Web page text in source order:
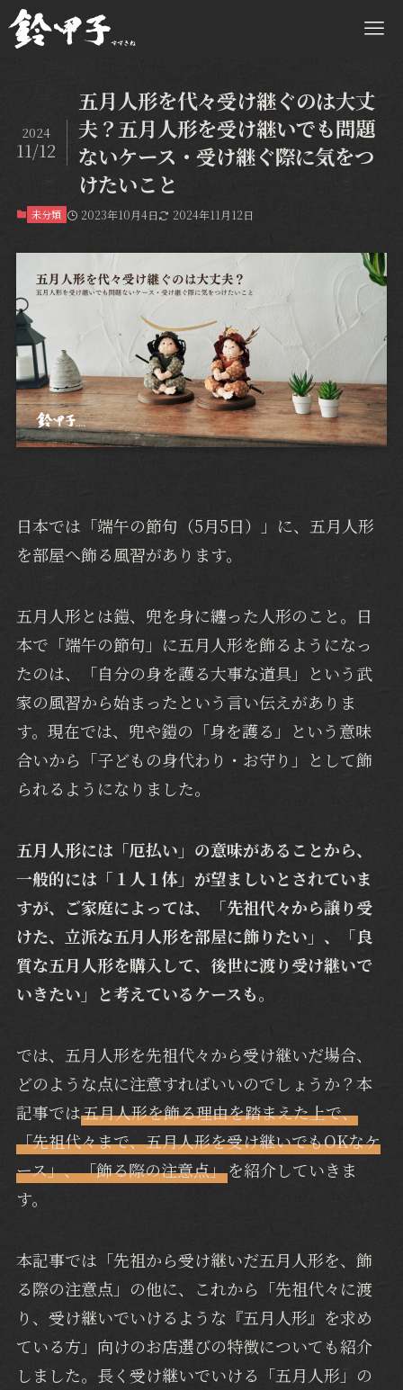
五月人形を代々受け継ぐのは大丈
夫？五月人形を受け継いでも問題
ないケース・受け継ぐ際に気をつ
けたいこと
2024
11/12
未分類 2023年10月4日 2024年11月12日
日本では「端午の節句（5月5日）」に、五月人形
を部屋へ飾る風習があります。
五月人形とは鎧、兜を身に纏った人形のこと。日
本で「端午の節句」に五月人形を飾るようになっ
たのは、「自分の身を護る大事な道具」という武
家の風習から始まったという言い伝えがありま
す。現在では、兜や鎧の「身を護る」という意味
合いから「子どもの身代わり・お守り」として飾
られるようになりました。
五月人形には「厄払い」の意味があることから、
一般的には「１人１体」が望ましいとされていま
すが、ご家庭によっては、「先祖代々から譲り受
けた、立派な五月人形を部屋に飾りたい」、「良
質な五月人形を購入して、後世に渡り受け継いで
いきたい」と考えているケースも。
では、五月人形を先祖代々から受け継いだ場合、
どのような点に注意すればいいのでしょうか？本
記事では五月人形を飾る理由を踏まえた上で、
「先祖代々まで、五月人形を受け継いでもOKなケ
ース」、「飾る際の注意点」を紹介していきま
す。
本記事では「先祖から受け継いだ五月人形を、飾
る際の注意点」の他に、これから「先祖代々に渡
り、受け継いでいけるような『五月人形』を求め
ている方」向けのお店選びの特徴についても紹介
しました。長く受け継いでいける「五月人形」の